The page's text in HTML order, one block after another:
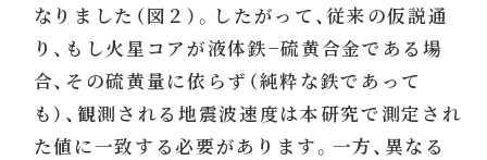
なりました（図２）。したがって、従来の仮説通
り、もし火星コアが液体鉄−硫黄合金である場
合、その硫黄量に依らず（純粋な鉄であって
も）、観測される地震波速度は本研究で測定され
た値に一致する必要があります。一方、異なる